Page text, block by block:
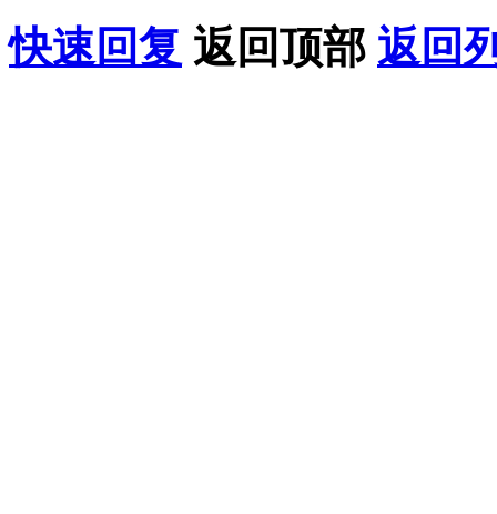
快速回复 返回顶部 返回